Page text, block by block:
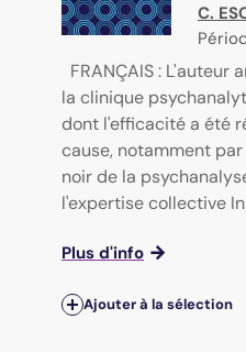
C.
FRANÇAIS : L'auteur
la clinique
dont l'efficacité a été
cause, notamment
noir de la
l'expertise collective
Plus d'info
Ajouter à la sélection